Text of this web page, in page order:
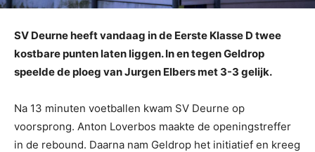
SV Deurne heeft vandaag in de Eerste Klasse D twee
kostbare punten laten liggen. In en tegen Geldrop
speelde de ploeg van Jurgen Elbers met 3-3 gelijk.
Na 13 minuten voetballen kwam SV Deurne op
voorsprong. Anton Loverbos maakte de openingstreffer
in de rebound. Daarna nam Geldrop het initiatief en kreeg